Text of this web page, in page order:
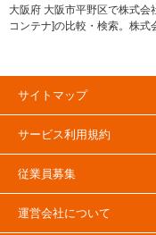
大阪府 大阪市平野区で株式会
コンテナ]の比較・検索。株式
ンクルーム・レンタル倉庫・
い地域から探して、広さ・料
れ可能などの希望条件で絞込
スペースを簡単に探せるトラ
サイトマップ
サービス利用規約
従業員募集
運営会社について